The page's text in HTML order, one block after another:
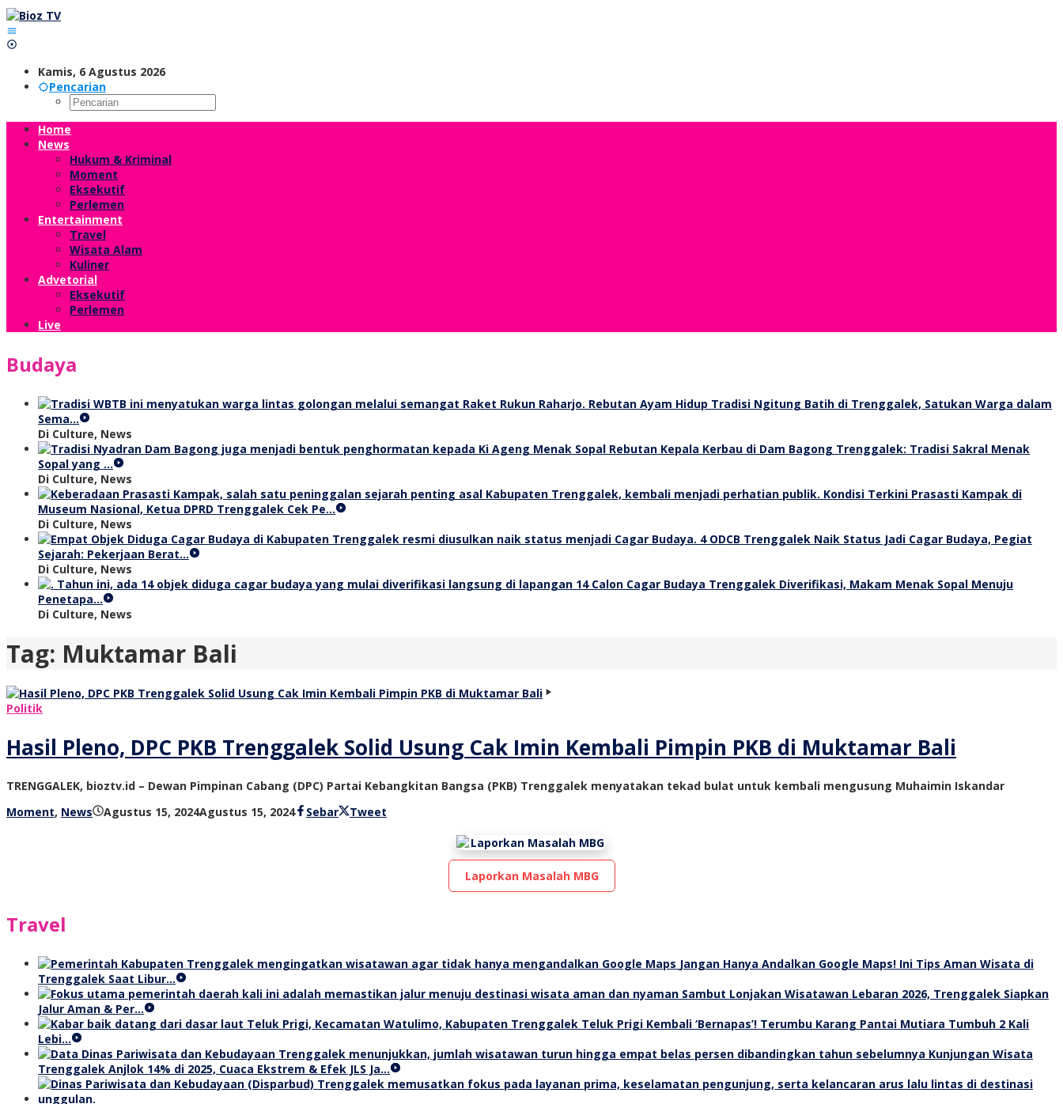
Lewati
ke
konten
Kamis, 6 Agustus 2026
Pencarian
Home
News
Hukum & Kriminal
Moment
Eksekutif
Perlemen
Entertainment
Travel
Wisata Alam
Kuliner
Advetorial
Eksekutif
Perlemen
Live
Budaya
Rebutan Ayam Hidup Tradisi Ngitung Batih di Trenggalek, Satukan Warga dalam
Sema…
Di Culture, News
Rebutan Kepala Kerbau di Dam Bagong Trenggalek: Tradisi Sakral Menak
Sopal yang …
Di Culture, News
Kondisi Terkini Prasasti Kampak di
Museum Nasional, Ketua DPRD Trenggalek Cek Pe…
Di Culture, News
4 ODCB Trenggalek Naik Status Jadi Cagar Budaya, Pegiat
Sejarah: Pekerjaan Berat…
Di Culture, News
14 Calon Cagar Budaya Trenggalek Diverifikasi, Makam Menak Sopal Menuju
Penetapa…
Di Culture, News
Tag: Muktamar Bali
Politik
Hasil Pleno, DPC PKB Trenggalek Solid Usung Cak Imin Kembali Pimpin PKB di Muktamar Bali
TRENGGALEK, bioztv.id – Dewan Pimpinan Cabang (DPC) Partai Kebangkitan Bangsa (PKB) Trenggalek menyatakan tekad bulat untuk kembali mengusung Muhaimin Iskandar
Moment, News Agustus 15, 2024Agustus 15, 2024olehSebar Tweet
Laporkan Masalah MBG
Travel
Jangan Hanya Andalkan Google Maps! Ini Tips Aman Wisata di
Trenggalek Saat Libur…
Sambut Lonjakan Wisatawan Lebaran 2026, Trenggalek Siapkan
Jalur Aman & Per…
Teluk Prigi Kembali ‘Bernapas’! Terumbu Karang Pantai Mutiara Tumbuh 2 Kali
Lebi…
Kunjungan Wisata
Trenggalek Anjlok 14% di 2025, Cuaca Ekstrem & Efek JLS Ja…